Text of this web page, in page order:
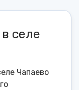
селе
Чапаево